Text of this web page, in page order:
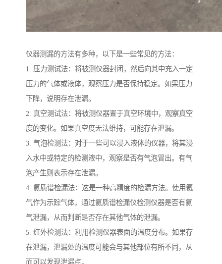
仪器测漏的方法有多种，以下是一些常见的方法：
1. 压力测试法：将被测仪器封闭，然后向其中充入一定
压力的气体或液体，观察压力是否保持稳定。如果压力
下降，说明存在泄漏。
2. 真空测试法：将被测仪器置于真空环境中，观察真空
度的变化。如果真空度无法维持，可能存在泄漏。
3. 气泡检测法：对于一些可以浸入液体的仪器，将其浸
入水中或特定的检测液中，观察是否有气泡冒出。有气
泡产生则表示存在泄漏。
4. 氦质谱检漏法：这是一种高精度的检漏方法。使用氦
气作为示踪气体，通过氦质谱检漏仪检测仪器是否有氦
气泄漏，从而判断是否存在其他气体的泄漏。
5. 红外检测法：利用检测仪器表面的温度分布。如果存
在泄漏，泄漏处的温度可能会与其他部位有所不同，从
而可以发现泄漏点。